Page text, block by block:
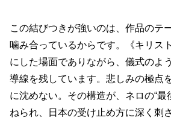
この結びつきが強いのは、作品のテ
噛み合っているからです。《キリス
にした場面でありながら、儀式のよ
導線を残しています。悲しみの極点
に沈めない。その構造が、ネロの“最
ねられ、日本の受け止め方に深く刺